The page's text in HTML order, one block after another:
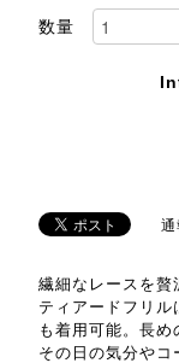
数量
通
繊細なレースを贅
ティアードフリ
も着用可能。長め
その日の気分や